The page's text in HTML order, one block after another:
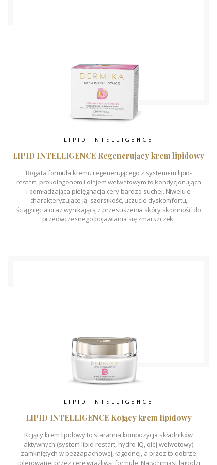
LIPID INTELLIGENCE
LIPID INTELLIGENCE Regenerujący krem lipidowy
Bogata formuła kremu regenerującego z systemem lipid-
restart, prokolagenem i olejem welwetowym to kondycjonująca
i odmładzająca pielęgnacja cery bardzo suchej. Niweluje
charakteryzujące ją: szorstkość, uczucie dyskomfortu,
ściągnięcia oraz wynikającą z przesuszenia skóry skłonność do
przedwczesnego pojawiania się zmarszczek.
LIPID INTELLIGENCE
LIPID INTELLIGENCE Kojący krem lipidowy
Kojący krem lipidowy to staranna kompozycja składników
aktywnych (system lipid-restart, hydro-IQ, olej welwetowy)
zamkniętych w bezzapachowej, łagodnej, a przez to dobrze
tolerowanej przez cerę wrażliwą, formule. Natychmiast łagodzi